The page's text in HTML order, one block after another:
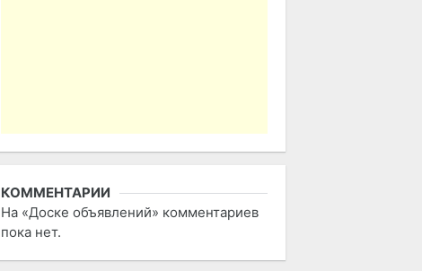
КОММЕНТАРИИ
На «Доске объявлений» комментариев
пока нет.